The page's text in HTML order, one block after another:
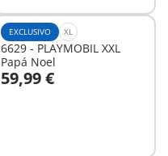
EXCLUSIVO XL
6629 - PLAYMOBIL XXL
Papá Noel
59,99 €
A la cesta